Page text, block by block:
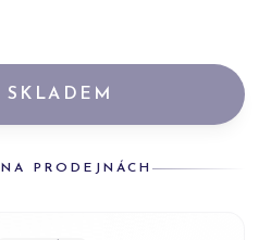
PRODEJNÁCH